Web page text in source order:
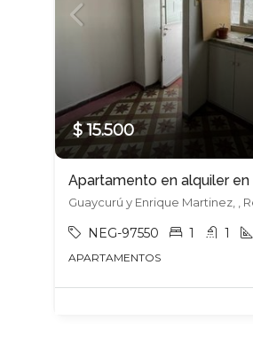
$ 15.500
Apartamento en alquiler
Guaycurú y Enrique Martinez, ,
NEG-97550 1 1
APARTAMENTOS